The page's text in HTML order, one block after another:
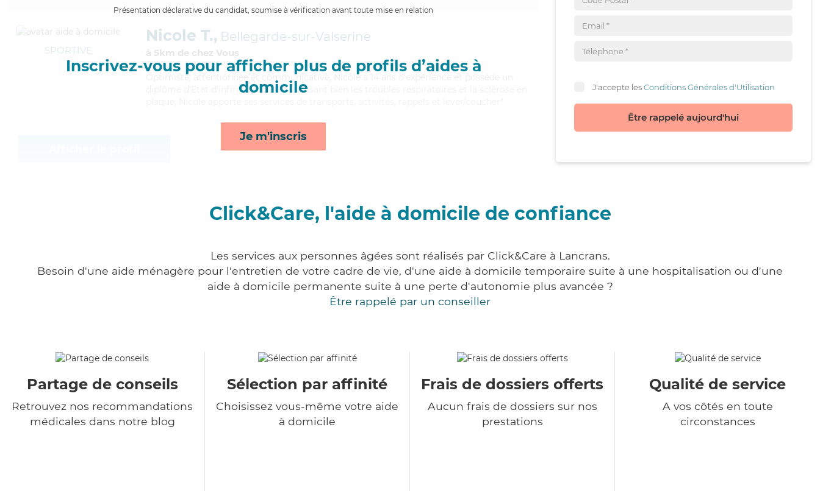
Présentation déclarative du candidat, soumise à vérification avant toute mise en relation
Inscrivez-vous pour afficher plus de profils d’aides à
domicile
Je m'inscris
SPORTIVE
Nicole T., Bellegarde-sur-Valserine
à 5km de chez Vous
Optimiste , attentionnée et communicative, Nicole a 14 ans d'expérience et possède un
diplôme d'Etat d'infirmier (DEI). Maitrisant bien les troubles respiratoires et la sclérose en
J'accepte lesConditions Générales d'Utilisation
Être rappelé aujourd'hui
Click&Care, l'aide à domicile de confiance
Les services aux personnes âgées sont réalisés par Click&Care à Lancrans.
Besoin d'une aide ménagère pour l'entretien de votre cadre de vie, d'une aide à domicile temporaire suite à une hospitalisation ou d'une
aide à domicile permanente suite à une perte d'autonomie plus avancée ?
Être rappelé par un conseiller
Partage de conseils
Retrouvez nos recommandations
médicales dans notre blog
Sélection par affinité
Choisissez vous-même votre aide
à domicile
Frais de dossiers offerts
Aucun frais de dossiers sur nos
prestations
Qualité de service
A vos côtés en toute
circonstances